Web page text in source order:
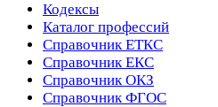
Кодексы
Каталог профессий
Справочник ЕТКС
Справочник ЕКС
Справочник ОКЗ
Справочник ФГОС